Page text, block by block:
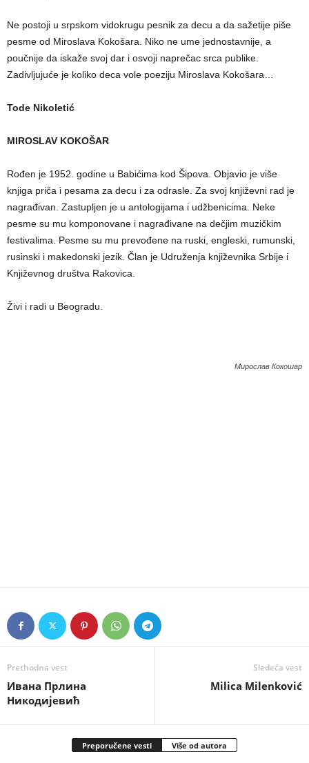
Ne postoji u srpskom vidokrugu pesnik za decu a da sažetije piše
pesme od Miroslava Kokošara. Niko ne ume jednostavnije, a
poučnije da iskaže svoj dar i osvoji naprečac srca publike.
Zadivljujuće je koliko deca vole poeziju Miroslava Kokošara…
Tode Nikoletić
MIROSLAV KOKOŠAR
Rođen je 1952. godine u Babićima kod Šipova. Objavio je više
knjiga priča i pesama za decu i za odrasle. Za svoj književni rad je
nagrađivan. Zastupljen je u antologijama i udžbenicima. Neke
pesme su mu komponovane i nagrađivane na dečjim muzičkim
festivalima. Pesme su mu prevođene na ruski, engleski, rumunski,
rusinski i makedonski jezik. Član je Udruženja književnika Srbije i
Književnog društva Rakovica.
Živi i radi u Beogradu.
Мирослав Кокошар
Prethodna vest
Ивана Прлина
Никодијевић
Sledeća vest
Milica Milenković
Preporučene vesti Više od autora